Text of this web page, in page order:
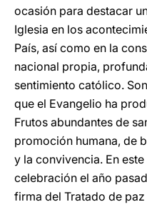
ocasión para destacar
Iglesia en los
País, así como en la
nacional propia,
sentimiento católico.
que el Evangelio ha
Frutos abundantes de
promoción humana, de
y la convivencia. En
celebración el año
firma del Tratado de